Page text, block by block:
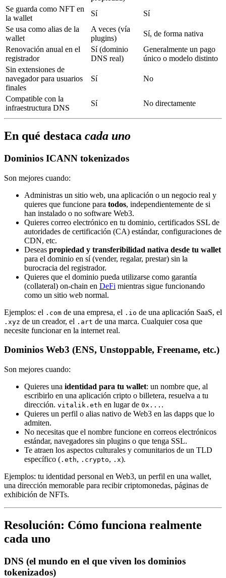
Se guarda como NFT en
la wallet
Sí
Sí
Se usa como alias de la
wallet
A veces (vía
plugins)
Sí, de forma nativa
Renovación anual en el
registrador
Sí (dominio
DNS real)
Generalmente un pago
único o modelo distinto
Sin extensiones de
navegador para usuarios
finales
Sí No
Compatible con la
infraestructura DNS
Sí No directamente
En qué destaca cada uno
Dominios ICANN tokenizados
Son mejores cuando:
Administras un sitio web, una aplicación o un negocio real y
quieres que funcione para todos, independientemente de si
han instalado o no software Web3.
Quieres correo electrónico en tu dominio, certificados SSL de
autoridades de certificación (CA) estándar, configuraciones de
CDN, etc.
Deseas propiedad y transferibilidad nativa desde tu wallet
para el dominio en sí (vender, regalar, prestar) sin la
burocracia del registrador.
Quieres que el dominio pueda utilizarse como garantía
(collateral) on-chain en DeFi mientras sigue funcionando
como un sitio web normal.
Ejemplos: el .com de una empresa, el .io de una aplicación SaaS, el
.xyz de un creador, el .art de una marca. Cualquier cosa que
necesite funcionar en la internet real.
Dominios Web3 (ENS, Unstoppable, Freename, etc.)
Son mejores cuando:
Quieres una identidad para tu wallet: un nombre que, al
escribirlo en una aplicación cripto o billetera, resuelva a tu
dirección. vitalik.eth en lugar de 0x... .
Quieres un perfil o alias nativo de Web3 en las dapps que lo
admiten.
No necesitas que el nombre funcione en correos electrónicos
estándar, navegadores sin plugins o que tenga SSL.
Te atraen los aspectos culturales y comunitarios de un TLD
específico ( .eth, .crypto, .x).
Ejemplos: tu identidad personal en Web3, un perfil en una wallet,
una dirección memorable para recibir criptomonedas, páginas de
exhibición de NFTs.
Resolución: Cómo funciona realmente
cada uno
DNS (el mundo en el que viven los dominios
tokenizados)